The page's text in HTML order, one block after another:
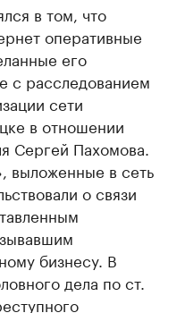
в том, что
оперативные
его
с расследованием
сети
в отношении
Сергей Пахомова.
выложенные в сеть
о связи
бизнесу. В
дела по ст.